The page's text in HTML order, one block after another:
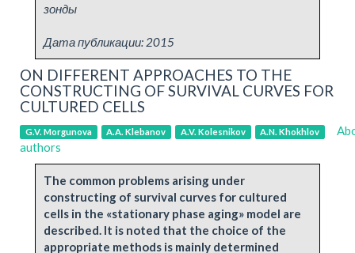
зонды
Дата публикации: 2015
ON DIFFERENT APPROACHES TO THE
CONSTRUCTING OF SURVIVAL CURVES FOR
CULTURED CELLS
G.V. Morgunova A.A. Klebanov A.V. Kolesnikov A.N. Khokhlov
authors
The common problems arising under
constructing of survival curves for cultured
cells in the «stationary phase aging» model are
described. It is noted that the choice of the
appropriate methods is mainly determined